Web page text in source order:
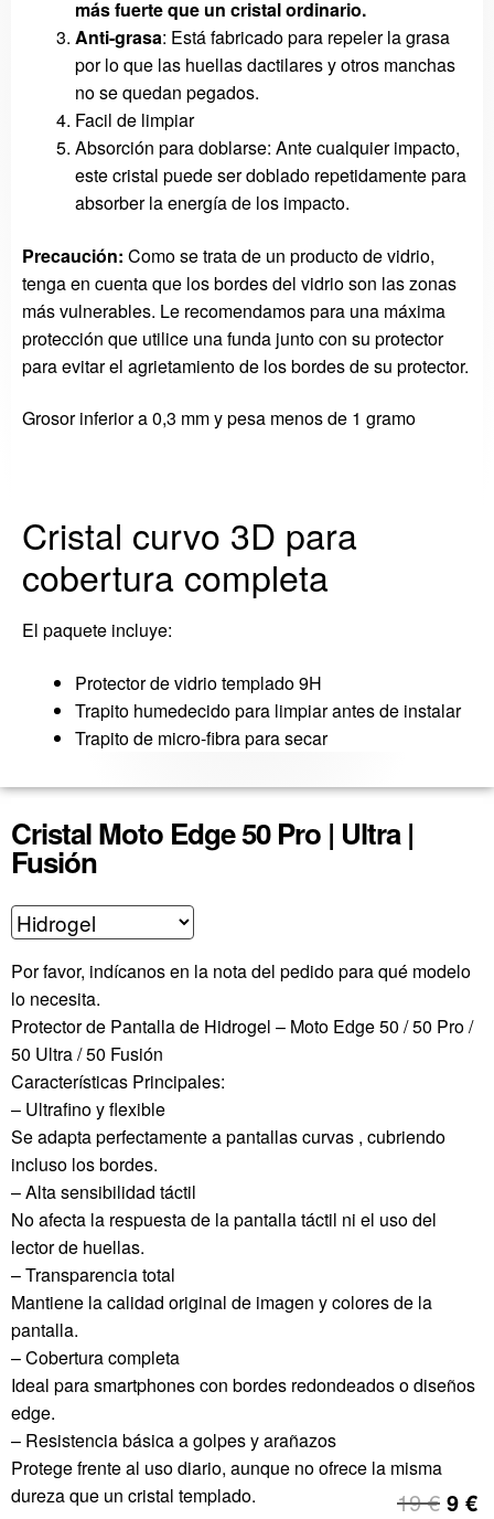
más fuerte que un cristal ordinario.
Anti-grasa: Está fabricado para repeler la grasa
por lo que las huellas dactilares y otros manchas
no se quedan pegados.
Facil de limpiar
Absorción para doblarse: Ante cualquier impacto,
este cristal puede ser doblado repetidamente para
absorber la energía de los impacto.
Precaución: Como se trata de un producto de vidrio,
tenga en cuenta que losbordes del vidrioson las zonas
más vulnerables. Le recomendamospara una máxima
protección que utilice una funda junto con su protector
para evitar el agrietamientode los bordes desu protector.
Grosor inferior a 0,3 mm y pesa menos de 1 gramo
Cristal curvo 3D para
cobertura completa
El paquete incluye:
Protector devidriotemplado 9H
Trapito humedecido para limpiar antes de instalar
Trapito de micro-fibra para secar
Cristal Moto Edge 50 Pro | Ultra |
Fusión
Por favor, indícanos en la nota del pedido para qué modelo
lo necesita.
Protector de Pantalla de Hidrogel – Moto Edge 50 / 50 Pro /
50 Ultra / 50 Fusión
Características Principales:
– Ultrafino y flexible
Se adapta perfectamente a pantallas curvas , cubriendo
incluso los bordes.
– Alta sensibilidad táctil
No afecta la respuesta de la pantalla táctil ni el uso del
lector de huellas.
– Transparencia total
Mantiene la calidad original de imagen y colores de la
pantalla.
– Cobertura completa
Ideal para smartphones con bordes redondeados o diseños
edge.
– Resistencia básica a golpes y arañazos
Protege frente al uso diario, aunque no ofrece la misma
dureza que un cristal templado.
19€ 9 €